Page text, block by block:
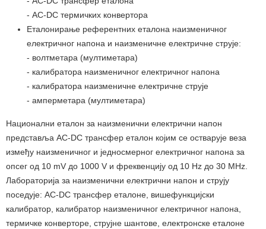
- AC-DC термичких конвертора
Еталонирање референтних еталона наизменичног
електричног напона и наизменичне електричне струје:
- волтметара (мултиметара)
- калибратора наизменичног електричног напона
- калибратора наизменичне електричне струје
- амперметара (мултиметара)
Национални еталон за наизменични електрични напон
представља АC-DC трансфер еталон којим се остварује веза
између наизменичног и једносмерног електричног напона за
опсег од 10 mV до 1000 V и фреквенцију од 10 Hz до 30 MHz.
Лабораторија за наизменични електрични напон и струју
поседује: AC-DC трансфер еталоне, вишефункцијски
калибратор, калибратор наизменичног електричног напона,
термичке конверторе, струјне шантове, електронске еталоне